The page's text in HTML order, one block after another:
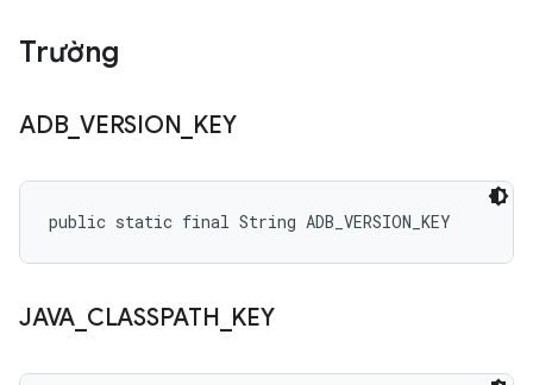
Trường
ADB_ VERSION KEY
public static final String ADB_VERSION_KEY
JAVA CLASSPATH KEY